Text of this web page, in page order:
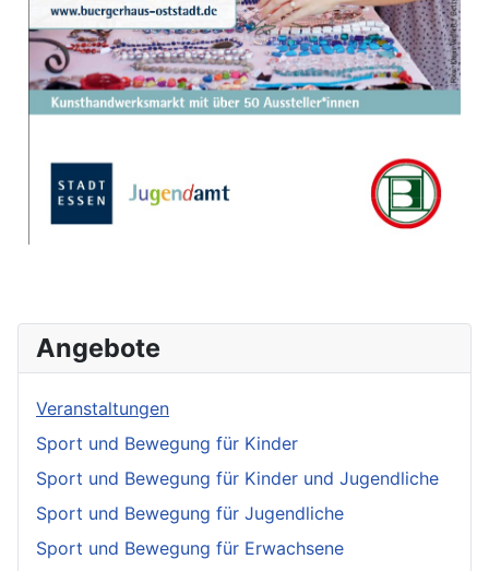
Angebote
Veranstaltungen
Sport und Bewegung für Kinder
Sport und Bewegung für Kinder und Jugendliche
Sport und Bewegung für Jugendliche
Sport und Bewegung für Erwachsene